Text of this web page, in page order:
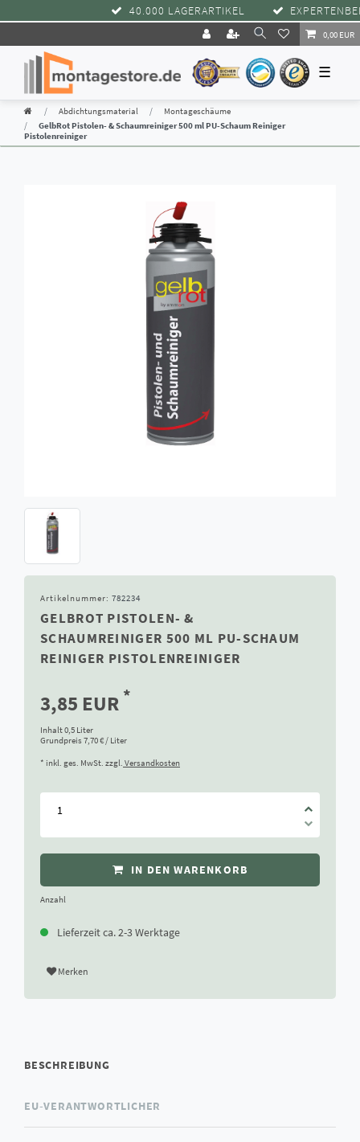
40.000 LAGERARTIKEL
0,00 EUR
☰
Abdichtungsmaterial
Montageschäume
GelbRot Pistolen- & Schaumreiniger 500 ml PU-Schaum Reiniger
Pistolenreiniger
Artikelnummer: 782234
GELBROT PISTOLEN- &
SCHAUMREINIGER 500 ML PU-SCHAUM
REINIGER PISTOLENREINIGER
3,85 EUR *
Inhalt0,5 Liter
Grundpreis7,70 € / Liter
* inkl. ges. MwSt. zzgl. Versandkosten
IN DEN WARENKORB
Anzahl
Lieferzeit ca. 2-3 Werktage
Merken
BESCHREIBUNG
EU-VERANTWORTLICHER